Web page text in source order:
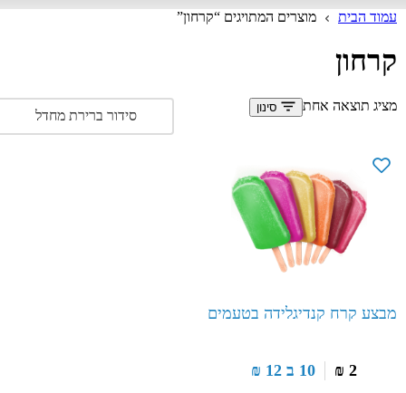
עמוד הבית מוצרים המתויגים “קרחון”
קרחון
סינון מציג תוצאה אחת
מבצע קרח קנדיגלידה בטעמים
₪ 2 10 ב ₪ 12